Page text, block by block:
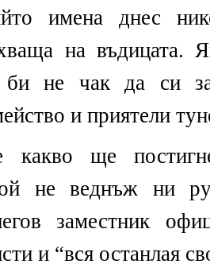
имена днес
на въдицата.
не чак да си
и приятели
ще
не веднъж ни
заместник
и “вся останлая